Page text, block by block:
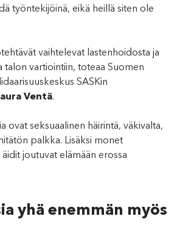
työntekijöinä, eikä heillä siten ole
vaihtelevat lastenhoidosta ja
talon vartiointiin, toteaa Suomen
SASKin
Ventä.
ovat seksuaalinen häirintä, väkivalta,
palkka. Lisäksi monet
joutuvat elämään erossa
yhä enemmän myös